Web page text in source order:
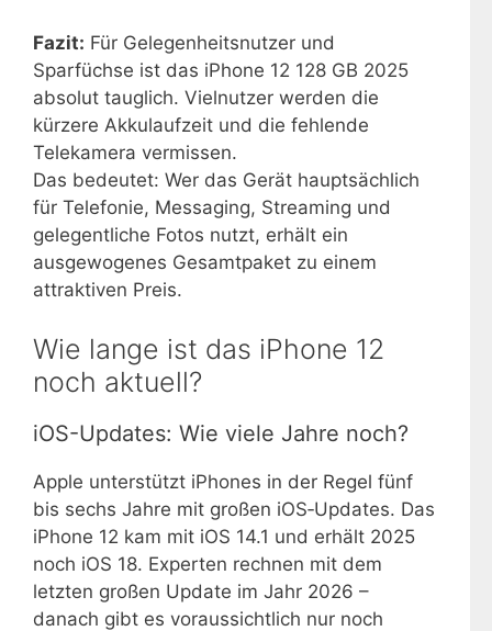
Fazit: Für Gelegenheitsnutzer und
Sparfüchse ist das iPhone 12 128 GB 2025
absolut tauglich. Vielnutzer werden die
kürzere Akkulaufzeit und die fehlende
Telekamera vermissen.
Das bedeutet: Wer das Gerät hauptsächlich
für Telefonie, Messaging, Streaming und
gelegentliche Fotos nutzt, erhält ein
ausgewogenes Gesamtpaket zu einem
attraktiven Preis.
Wie lange ist das iPhone 12
noch aktuell?
iOS-Updates: Wie viele Jahre noch?
Apple unterstützt iPhones in der Regel fünf
bis sechs Jahre mit großen iOS‑Updates. Das
iPhone 12 kam mit iOS 14.1 und erhält 2025
noch iOS 18. Experten rechnen mit dem
letzten großen Update im Jahr 2026 –
danach gibt es voraussichtlich nur noch